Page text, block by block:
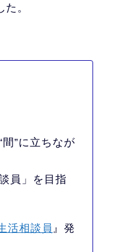
。
”に立ちなが
員」を目指
活相談員 』発